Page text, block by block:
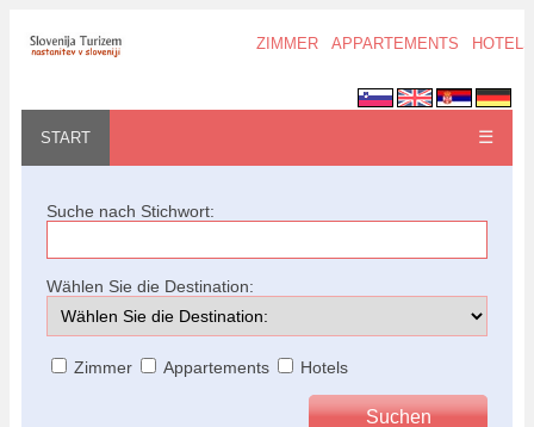
ZIMMER APPARTEMENTS HOTELS
START ☰
Suche nach Stichwort:
Wählen Sie die Destination:
Zimmer Appartements Hotels